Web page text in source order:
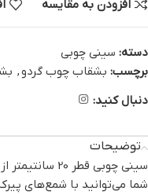
افزودن به مقایسه
دسته: سینی چوبی
برچسب: بشقاب چوب گردو,
دنبال کنید:
توضیحات
سینی چوبی
شما می‌توانید با شمع‌های